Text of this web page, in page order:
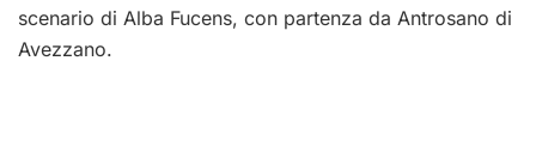
scenario di Alba Fucens, con partenza da Antrosano di
Avezzano.